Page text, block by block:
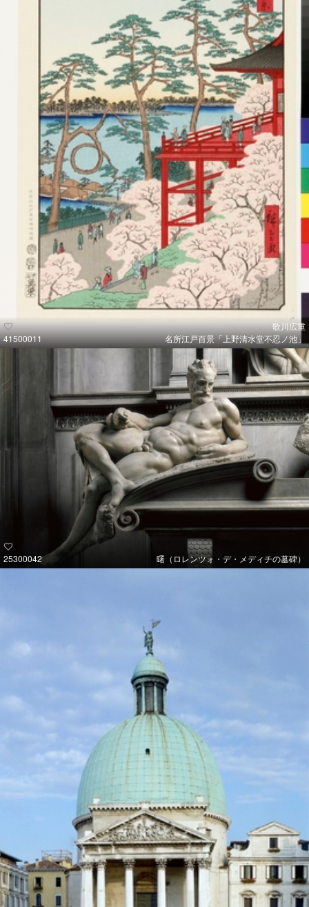
41500011
歌川広重
名所江戸百景「上野清水堂不忍ノ池」
25300042 曙（ロレンツォ・デ・メディチの墓碑）